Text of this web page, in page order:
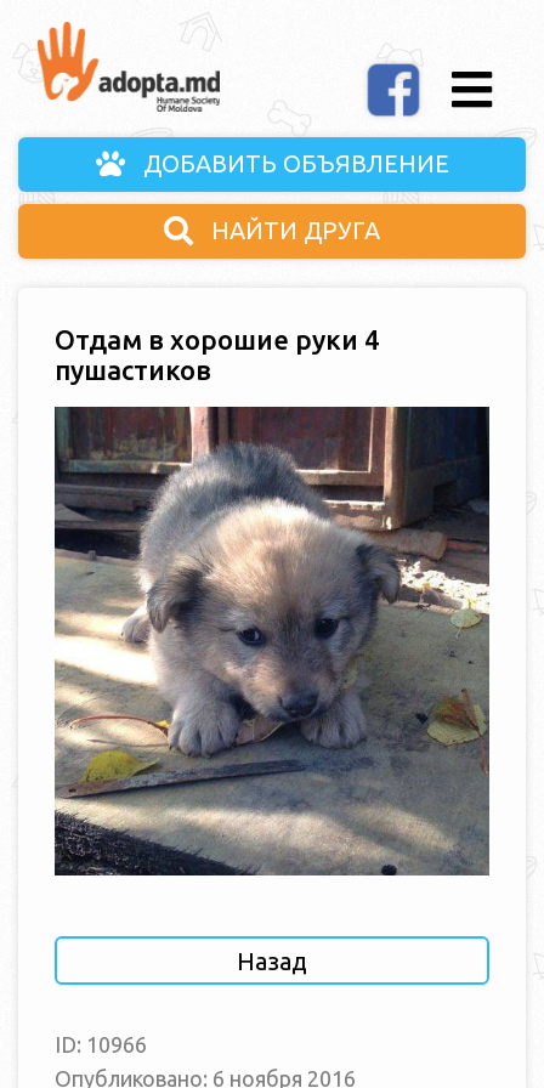
ДОБАВИТЬ ОБЪЯВЛЕНИЕ
НАЙТИ ДРУГА
Отдам в хорошие руки 4
пушастиков
Назад
ID: 10966
Опубликовано: 6 ноября 2016